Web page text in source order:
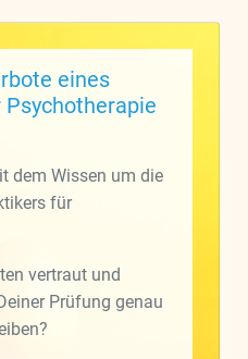
eines
dem Wissen um die
für
vertraut und
Prüfung genau